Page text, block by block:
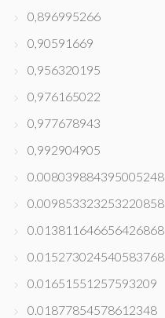
0,896995266
0,90591669
0,956320195
0,976165022
0,977678943
0,992904905
0.008039884395005248
0.009853323253220858
0.013811646656426868
0.015273024540583768
0.01651551257593209
0.01877854578612348